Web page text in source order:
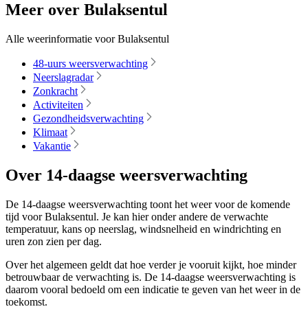
Meer over Bulaksentul
Alle weerinformatie voor Bulaksentul
48-uurs weersverwachting
Neerslagradar
Zonkracht
Activiteiten
Gezondheidsverwachting
Klimaat
Vakantie
Over 14-daagse weersverwachting
De 14-daagse weersverwachting toont het weer voor de komende
tijd voor Bulaksentul. Je kan hier onder andere de verwachte
temperatuur, kans op neerslag, windsnelheid en windrichting en
uren zon zien per dag.
Over het algemeen geldt dat hoe verder je vooruit kijkt, hoe minder
betrouwbaar de verwachting is. De 14-daagse weersverwachting is
daarom vooral bedoeld om een indicatie te geven van het weer in de
toekomst.